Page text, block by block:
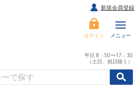
ログイン メニュー
平日 8：50〜17：30
（土日、祝日除く）
//
新規会員登録